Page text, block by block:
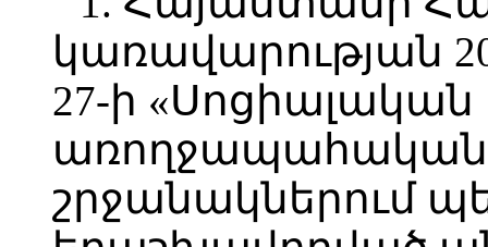
կառավարության
27-ի
շրջանակներում